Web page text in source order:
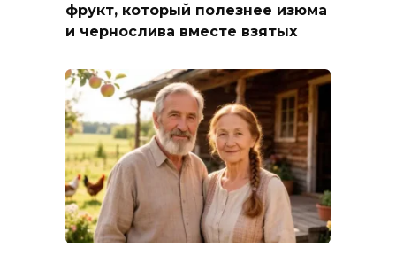
фрукт, который полезнее изюма
и чернослива вместе взятых